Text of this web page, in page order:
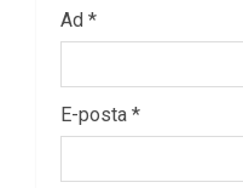
Ad *
E-posta *